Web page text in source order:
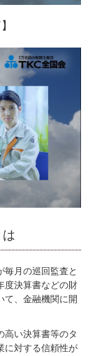
毎月の巡回監査と
度決算書などの財
て、金融機関に開
高い決算書等のタ
に対する信頼性が